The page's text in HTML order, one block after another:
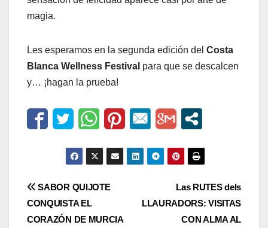
magia.
Les esperamos en la segunda edición del Costa
Blanca Wellness Festival para que se descalcen
y… ¡hagan la prueba!
Navegación
de
Las RUTES dels
LLAURADORS: VISITAS
CON ALMA AL
SABOR QUIJOTE
CONQUISTA EL
CORAZÓN DE MURCIA